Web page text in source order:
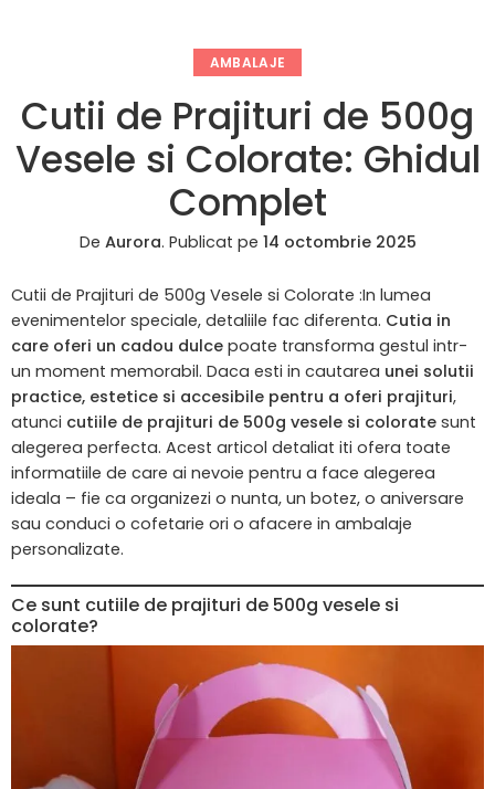
AMBALAJE
Cutii de Prajituri de 500g
Vesele si Colorate: Ghidul
Complet
De Aurora. Publicat pe 14 octombrie 2025
Cutii de Prajituri de 500g Vesele si Colorate :In lumea
evenimentelor speciale, detaliile fac diferenta. Cutia in
care oferi un cadou dulce poate transforma gestul intr-
un moment memorabil. Daca esti in cautarea unei solutii
practice, estetice si accesibile pentru a oferi prajituri,
atunci cutiile de prajituri de 500g vesele si colorate sunt
alegerea perfecta. Acest articol detaliat iti ofera toate
informatiile de care ai nevoie pentru a face alegerea
ideala – fie ca organizezi o nunta, un botez, o aniversare
sau conduci o cofetarie ori o afacere in ambalaje
personalizate.
Ce sunt cutiile de prajituri de 500g vesele si
colorate?